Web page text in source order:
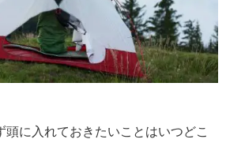
頭に入れておきたいことはいつどこ